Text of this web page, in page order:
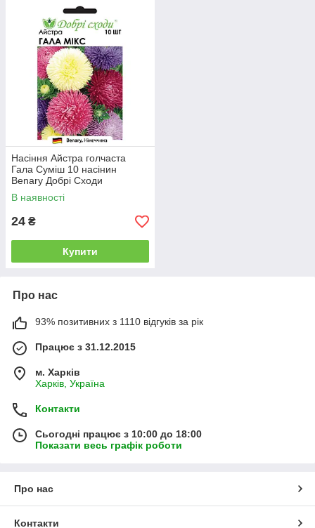
Насіння Айстра голчаста
Гала Суміш 10 насінин
Benary Добрі Сходи
В наявності
24 ₴
Купити
Про нас
93% позитивних з 1110 відгуків за рік
Працює з 31.12.2015
м. Харків
Харків, Україна
Контакти
Сьогодні працює з 10:00 до 18:00
Показати весь графік роботи
Про нас
Контакти